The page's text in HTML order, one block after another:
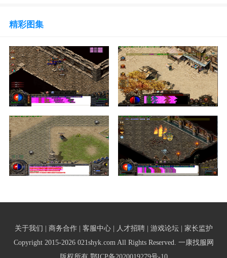
精彩图集
关于我们 | 商务合作 | 客服中心 | 人才招聘 | 游戏论坛 | 家长监护
Copyright 2015-2026 021shyk.com All Rights Reserved. 一康找服网